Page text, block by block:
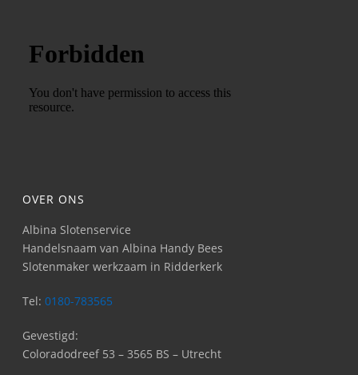
OVER ONS
Albina Slotenservice
Handelsnaam van Albina Handy Bees
Slotenmaker werkzaam in Ridderkerk
Tel:0180-783565
Gevestigd:
Coloradodreef 53 – 3565 BS – Utrecht